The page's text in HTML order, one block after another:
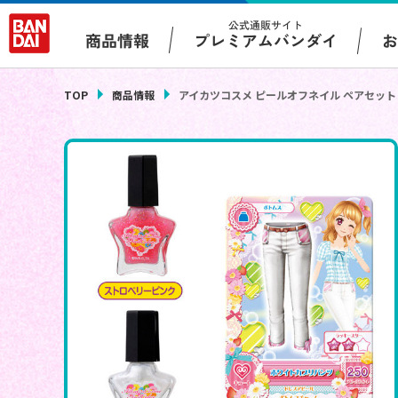
商品情報
公式通販サイト
プレミアムバンダイ
TOP 商品情報 アイカツコスメ ピールオフネイル ペアセッ